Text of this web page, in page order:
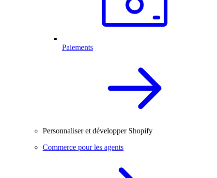
Paiements
Personnaliser et développer Shopify
Commerce pour les agents